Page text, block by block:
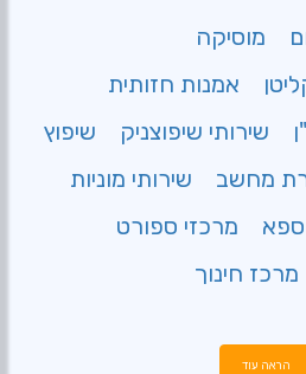
מוסיקה
אמנות חזותית
שירותי שיפוצניק
שיפוץ
מחשב
שירותי מוניות
מרכזי ספורט
מרכז חינוך
הראה עוד